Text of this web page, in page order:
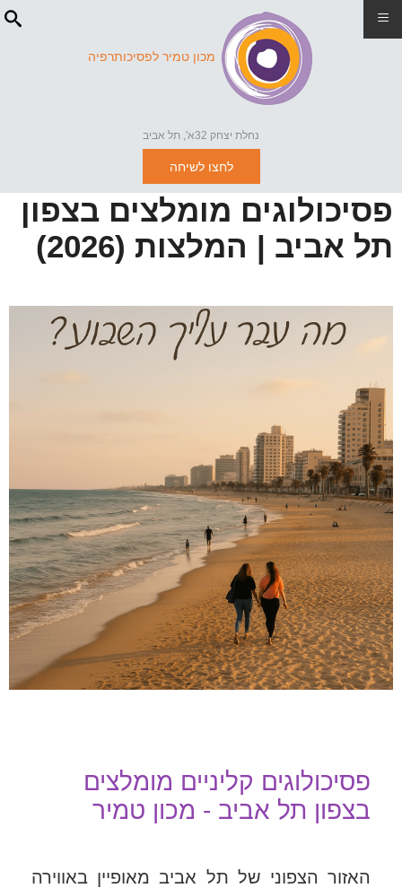
מכון טמיר לפסיכותרפיה
נחלת יצחק 32א', תל אביב
לחצו לשיחה
פסיכולוגים מומלצים בצפון
תל אביב | המלצות (2026)
פסיכולוגים קליניים מומלצים
בצפון תל אביב - מכון טמיר
האזור הצפוני של תל אביב מאופיין באווירה
≡